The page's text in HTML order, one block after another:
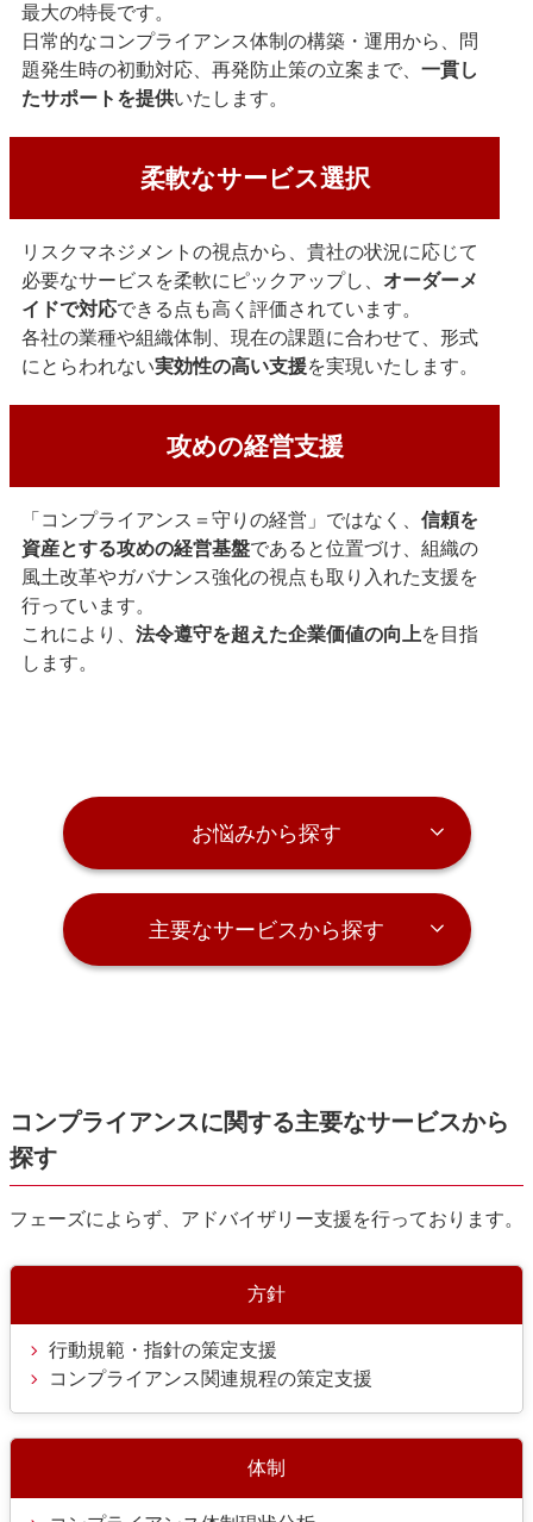
最大の特長です。
日常的なコンプライアンス体制の構築・運用から、問
題発生時の初動対応、再発防止策の立案まで、 一貫し
たサポートを提供いたします。
柔軟なサービス選択
リスクマネジメントの視点から、貴社の状況に応じて
必要なサービスを柔軟にピックアップし、 オーダーメ
イドで対応できる点も高く評価されています。
各社の業種や組織体制、現在の課題に合わせて、形式
にとらわれない実効性の高い支援を実現いたします。
攻めの経営支援
「コンプライアンス＝守りの経営」ではなく、 信頼を
資産とする攻めの経営基盤であると位置づけ、組織の
風土改革やガバナンス強化の視点も取り入れた支援を
行っています。
これにより、 法令遵守を超えた企業価値の向上を目指
します。
主要なサービスから探す
お悩みから探す
コンプライアンスに関する主要なサービスから
探す
フェーズによらず、アドバイザリー支援を行っております。
方針
行動規範・指針の策定支援
コンプライアンス関連規程の策定支援
体制